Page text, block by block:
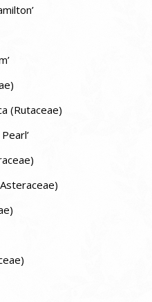
(Rutaceae)